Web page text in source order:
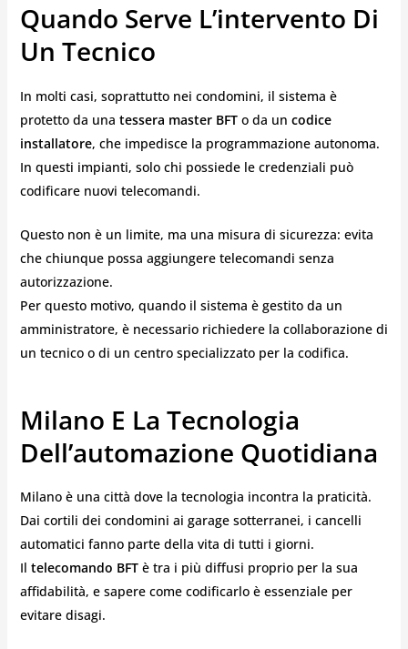
Quando Serve L’intervento Di
Un Tecnico
In molti casi, soprattutto nei condomini, il sistema è
protetto da una tessera master BFTo da un codice
installatore, che impedisce la programmazione autonoma.
In questi impianti, solo chi possiede le credenziali può
codificare nuovi telecomandi.
Questo non è un limite, ma una misura di sicurezza: evita
che chiunque possa aggiungere telecomandi senza
autorizzazione.
Per questo motivo, quando il sistema è gestito da un
amministratore, è necessario richiedere la collaborazione di
un tecnico o di un centro specializzato per la codifica.
Milano E La Tecnologia
Dell’automazione Quotidiana
Milano è una città dove la tecnologia incontra la praticità.
Dai cortili dei condomini ai garage sotterranei, i cancelli
automatici fanno parte della vita di tutti i giorni.
Il telecomando BFTè tra i più diffusi proprio per la sua
affidabilità, e sapere come codificarlo è essenziale per
evitare disagi.